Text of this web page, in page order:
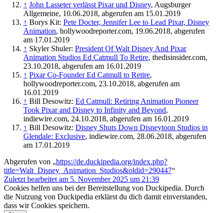
↑ John Lasseter verlässt Pixar und Disney, Augsburger
Allgemeine, 10.06.2018, abgerufen am 15.01.2019
↑ Borys Kit: Pete Docter, Jennifer Lee to Lead Pixar, Disney
Animation, hollywoodreporter.com, 19.06.2018, abgerufen
am 17.01.2019
↑ Skyler Shuler: President Of Walt Disney And Pixar
Animation Studios Ed Catmull To Retire, thedisinsider.com,
23.10.2018, abgerufen am 16.01.2019
↑ Pixar Co-Founder Ed Catmull to Retire,
hollywoodreporter.com, 23.10.2018, abgerufen am
16.01.2019
↑ Bill Desowitz: Ed Catmull: Retiring Animation Pioneer
Took Pixar and Disney to Infinity and Beyond,
indiewire.com, 24.10.2018, abgerufen am 16.01.2019
↑ Bill Desowitz: Disney Shuts Down Disneytoon Studios in
Glendale: Exclusive, indiewire.com, 28.06.2018, abgerufen
am 17.01.2019
Abgerufen von „https://de.duckipedia.org/index.php?
title=Walt_Disney_Animation_Studios&oldid=290447“
Zuletzt bearbeitet am 5. November 2025 um 21:39
Cookies helfen uns bei der Bereitstellung von Duckipedia. Durch
die Nutzung von Duckipedia erklärst du dich damit einverstanden,
dass wir Cookies speichern.